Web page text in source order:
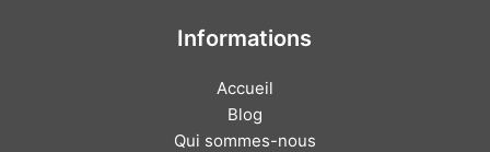
Informations
Accueil
Blog
Qui sommes-nous